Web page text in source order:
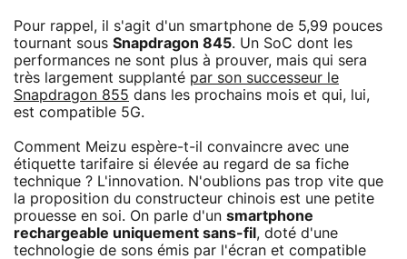
Pour rappel, il s'agit d'un smartphone de 5,99 pouces
tournant sous Snapdragon 845. Un SoC dont les
performances ne sont plus à prouver, mais qui sera
très largement supplanté par son successeur le
Snapdragon 855 dans les prochains mois et qui, lui,
est compatible 5G.
Comment Meizu espère-t-il convaincre avec une
étiquette tarifaire si élevée au regard de sa fiche
technique ? L'innovation. N'oublions pas trop vite que
la proposition du constructeur chinois est une petite
prouesse en soi. On parle d'un smartphone
rechargeable uniquement sans-fil , doté d'une
technologie de sons émis par l'écran et compatible